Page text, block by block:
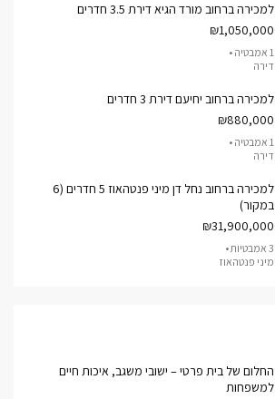
למכירה ברחוב מורד הגיא דירת 3.5 חדרים
₪1,050,000
1 אמבטיה •
דירה
למכירה ברחוב יחיעם דירת 3 חדרים
₪880,000
1 אמבטיה •
דירה
למכירה ברחוב נחל דן מיני פנטהאוז 5 חדרים (6
במקור)
₪31,900,000
3 אמבטיות •
מיני פנטהאוז
החלום של בית פרטי – ישובי משגב, איכות חיים
למשפחות